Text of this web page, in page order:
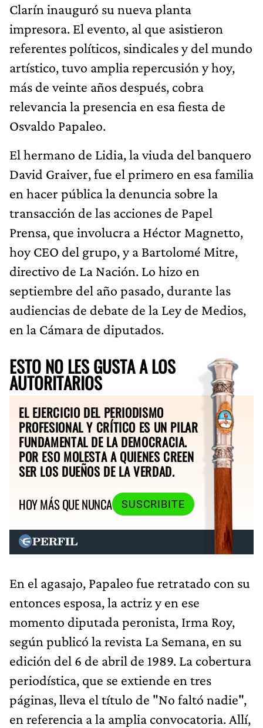
Clarín inauguró su nueva planta
impresora. El evento, al que asistieron
referentes políticos, sindicales y del mundo
artístico, tuvo amplia repercusión y hoy,
más de veinte años después, cobra
relevancia la presencia en esa fiesta de
Osvaldo Papaleo.
El hermano de Lidia, la viuda del banquero
David Graiver, fue el primero en esa familia
en hacer pública la denuncia sobre la
transacción de las acciones de Papel
Prensa, que involucra a Héctor Magnetto,
hoy CEO del grupo, y a Bartolomé Mitre,
directivo de La Nación. Lo hizo en
septiembre del año pasado, durante las
audiencias de debate de la Ley de Medios,
en la Cámara de diputados.
ESTO NO LES GUSTA A LOS
AUTORITARIOS
EL EJERCICIO DEL PERIODISMO
PROFESIONAL Y CRÍTICO ES UN PILAR
FUNDAMENTAL DE LA DEMOCRACIA.
POR ESO MOLESTA A QUIENES CREEN
SER LOS DUEÑOS DE LA VERDAD.
HOY MÁS QUE NUNCA
SUSCRIBITE
En el agasajo, Papaleo fue retratado con su
entonces esposa, la actriz y en ese
momento diputada peronista, Irma Roy,
según publicó la revista La Semana, en su
edición del 6 de abril de 1989. La cobertura
periodística, que se extiende en tres
páginas, lleva el título de "No faltó nadie",
en referencia a la amplia convocatoria. Allí,